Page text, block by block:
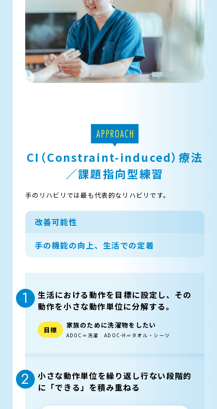
CI（Constraint-induced）療法
／課題指向型練習
手のリハビリでは最も代表的なリハビリです。
改善可能性
手の機能の向上、生活での定着
1 生活における動作を目標に設定し、 その
動作を小さな動作単位に分解する。
目標
家族のために洗濯物をしたい
ADOC＝洗濯 ADOC-H＝タオル・シーツ
2 小さな動作単位を繰り返し行ない段階的
に「できる」を積み重ねる